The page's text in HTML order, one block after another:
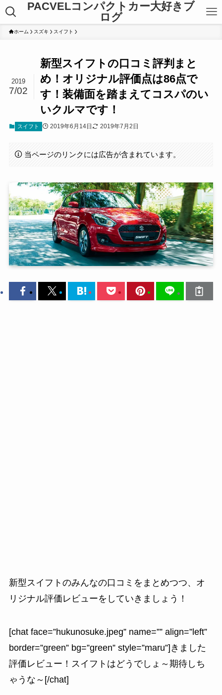
PACVELコンパクトカー大好きブ
ログ
ホーム スズキ スイフト
新型スイフトの口コミ評判まと
め！オリジナル評価点は86点で
す！装備面を踏まえてコスパのい
いクルマです！
2019
7/02
スイフト 2019年6月14日 2019年7月2日
当ページのリンクには広告が含まれています。
新型スイフトのみんなの口コミをまとめつつ、オ
リジナル評価レビューをしていきましょう！
[chat face=”hukunosuke.jpeg” name=”” align=”left”
border=”green” bg=”green” style=”maru”]きました
評価レビュー！スイフトはどうでしょ～期待しち
ゃうな～[/chat]